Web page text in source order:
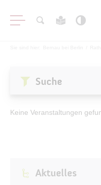
Aktuelles
Amtsblatt
Keine Veranstaltungen
Suche
Aktuelles